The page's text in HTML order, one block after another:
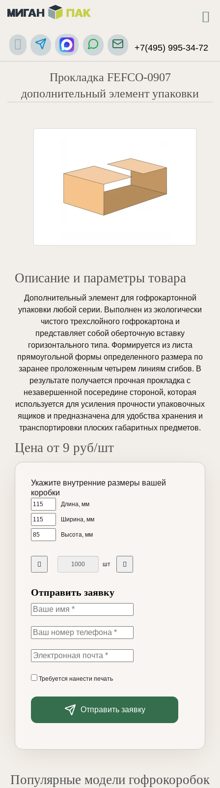
+7(495) 995-34-72
Прокладка FEFCO-0907
дополнительный элемент упаковки
Описание и параметры товара
Дополнительный элемент для гофрокартонной
упаковки любой серии. Выполнен из экологически
чистого трехслойного гофрокартона и
представляет собой оберточную вставку
горизонтального типа. Формируется из листа
прямоугольной формы определенного размера по
заранее проложенным четырем линиям сгибов. В
результате получается прочная прокладка с
незавершенной посередине стороной, которая
используется для усиления прочности упаковочных
ящиков и предназначена для удобства хранения и
транспортировки плоских габаритных предметов.
Цена от 9 руб/шт
Укажите внутренние размеры вашей
коробки
Длина, мм
Ширина, мм
Высота, мм
шт
Отправить заявку
Требуется нанести печать
Отправить заявку
Популярные модели гофрокоробок